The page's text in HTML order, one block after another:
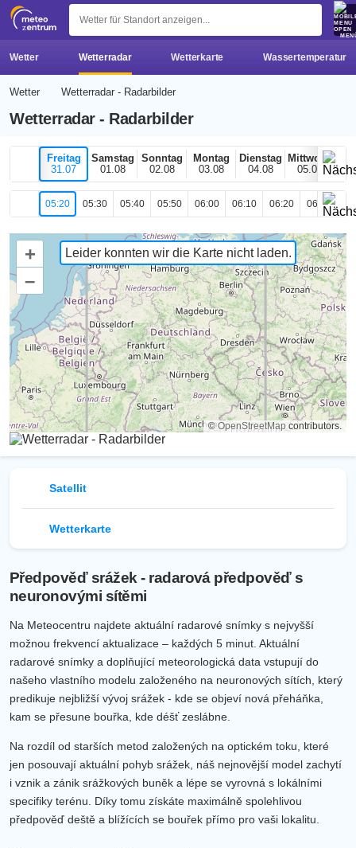
z
Wetter Wetterradar Wetterkarte Wassertemperatur
Wetter Wetterradar - Radarbilder
Wetterradar - Radarbilder
Freitag
31.07
Samstag
01.08
Sonntag
02.08
Montag
03.08
Dienstag
04.08
Mittwoch
05.08
05:20 05:30 05:40 05:50 06:00 06:10 06:20 06:30
Leider konnten wir die Karte nicht laden.
+
–
©OpenStreetMap contributors.
Satellit
Wetterkarte
Předpověď srážek - radarová předpověď s
neuronovými sítěmi
Na Meteocentru najdete aktuální radarové snímky s nejvyšší
možnou frekvencí aktualizace – každých 5 minut. Aktuální
radarové snímky a doplňující meteorologická data vstupují do
našeho vlastního modelu založeného na neuronových sítích, který
predikuje nejbližší vývoj srážek - kde se objeví nová přeháňka,
kam se přesune bouřka, kde déšť zeslábne.
Na rozdíl od starších metod založených na optickém toku, které
jen posouvají aktuální pohyb srážek, náš nejnovější model zachytí
i vznik a zánik srážkových buněk a lépe se vyrovná s lokálními
specifiky terénu. Díky tomu získáte maximálně spolehlivou
předpověď deště a blížících se bouřek přímo pro vaši lokalitu.